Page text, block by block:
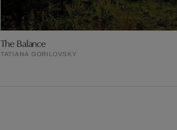
The Balance
TATIANA GORILOVSKY